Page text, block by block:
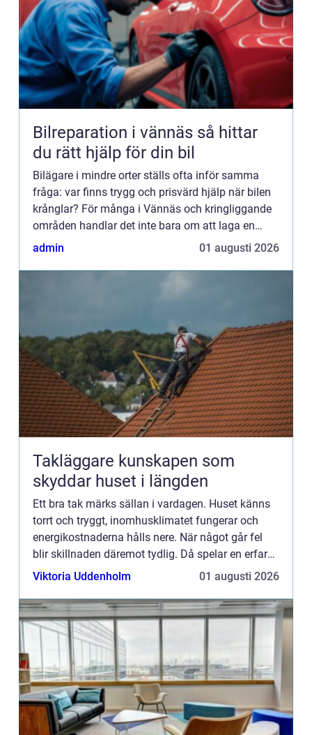
Bilreparation i vännäs så hittar
du rätt hjälp för din bil
Bilägare i mindre orter ställs ofta inför samma
fråga: var finns trygg och prisvärd hjälp när bilen
krånglar? För många i Vännäs och kringliggande
områden handlar det inte bara om att laga en
skada, utan också om att förlänga bilens
admin 01 augusti 2026
Takläggare kunskapen som
skyddar huset i längden
Ett bra tak märks sällan i vardagen. Huset känns
torrt och tryggt, inomhusklimatet fungerar och
energikostnaderna hålls nere. När något går fel
blir skillnaden däremot tydlig. Då spelar en erfaren
takläggare en avgörande roll. Taket är husets
Viktoria Uddenholm 01 augusti 2026